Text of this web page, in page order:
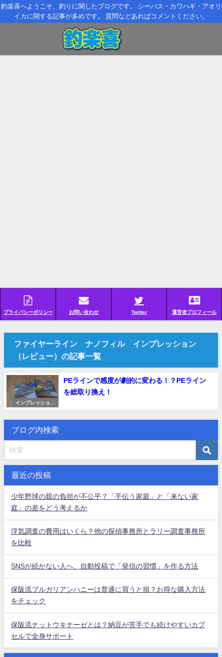
釣楽喜へようこそ、釣りに関したブログです。 シーバス・カワハギ・アオリ
イカに関する記事が多めです。 質問などあればコメントください。
プライバシーポリシー お問い合わせ Twitter 運営者プロフィール
ファイヤーライン ナノフィル インプレッション
（レビュー）の記事一覧
インプレッション
（レビュー）
PEラインで感度が劇的に変わる！？PEライン
を総取り換え！
ブログ内検索
最近の投稿
少年野球の親の負担が不公平？「手伝う家庭」と「来ない家
庭」の差をどう考えるか
浮気調査の費用はいくら？他の探偵事務所とラリー調査事務所
を比較
SNSが続かない人へ、自動投稿で「発信の習慣」を作る方法
保阪流ブルガリアンハニーは普通に買うと損？お得な購入方法
をチェック
保阪流ナットウキナーゼとは？納豆が苦手でも続けやすいカプ
セルで全身サポート